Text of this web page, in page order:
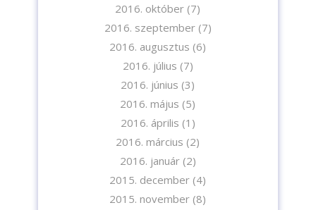
2016. október (7)
2016. szeptember(7)
2016. augusztus (6)
2016. július (7)
2016. június (3)
2016. május (5)
2016. április (1)
2016. március (2)
2016. január(2)
2015. december (4)
2015. november (8)